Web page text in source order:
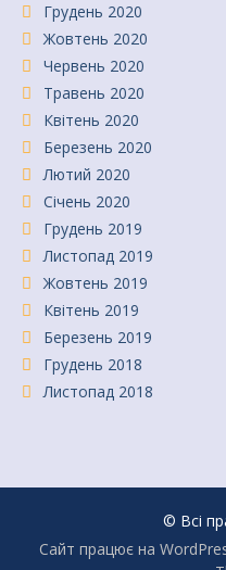
Грудень 2020
Жовтень 2020
Червень 2020
Травень 2020
Квітень 2020
Березень 2020
Лютий 2020
Січень 2020
Грудень 2019
Листопад 2019
Жовтень 2019
Квітень 2019
Березень 2019
Грудень 2018
Листопад 2018
© Всі
Сайт працює на